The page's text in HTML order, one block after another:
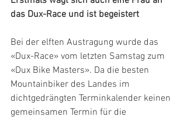
das Dux-Race und ist begeistert
Bei der elften Austragung wurde das
«Dux-Race» vom letzten Samstag zum
«Dux Bike Masters». Da die besten
Mountainbiker des Landes im
dichtgedrängten Terminkalender keinen
gemeinsamen Termin für die